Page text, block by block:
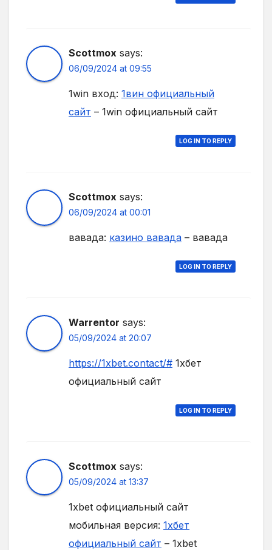
Scottmox says:
06/09/2024 at 09:55
1win вход: 1вин официальный
сайт – 1win официальный сайт
LOG IN TO REPLY
Scottmox says:
06/09/2024 at 00:01
вавада: казино вавада – вавада
LOG IN TO REPLY
Warrentor says:
05/09/2024 at 20:07
https://1xbet.contact/# 1хбет
официальный сайт
LOG IN TO REPLY
Scottmox says:
05/09/2024 at 13:37
1xbet официальный сайт
мобильная версия: 1хбет
официальный сайт – 1xbet